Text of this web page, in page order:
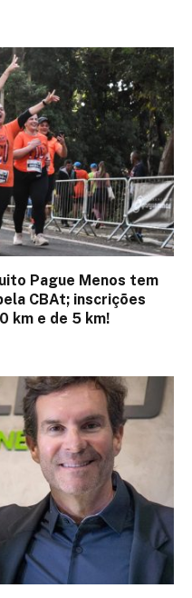
Pague Menos tem
CBAt; inscrições
km e de 5 km!